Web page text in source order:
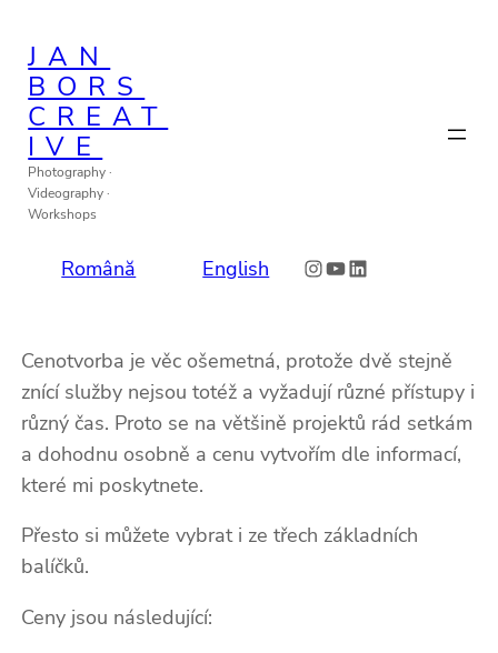
JAN
BORS
CREAT
IVE
Photography ·
Videography ·
Workshops
Română English Instagram
YouTube
LinkedIn
Cenotvorba je věc ošemetná, protože dvě stejně
znící služby nejsou totéž a vyžadují různé přístupy i
různý čas. Proto se na většině projektů rád setkám
a dohodnu osobně a cenu vytvořím dle informací,
které mi poskytnete.
Přesto si můžete vybrat i ze třech základních
balíčků.
Ceny jsou následující: